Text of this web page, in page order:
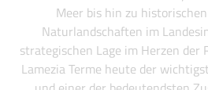
Meer bis hin zu
Naturlandschaften im
strategischen Lage im Herzen der
Lamezia Terme heute der